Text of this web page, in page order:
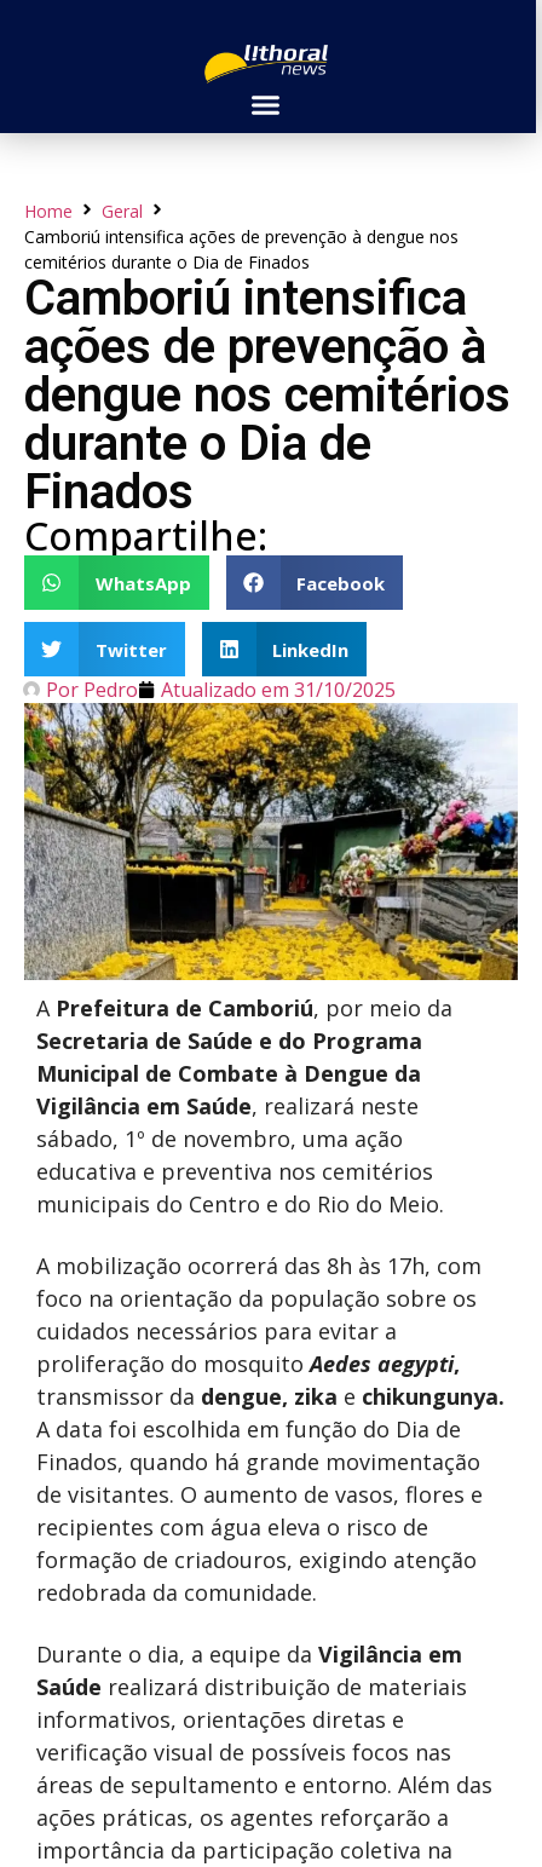
Home
Geral
Camboriú intensifica ações de prevenção à dengue nos
cemitérios durante o Dia de Finados
Camboriú intensifica
ações de prevenção à
dengue nos cemitérios
durante o Dia de
Finados
Compartilhe:
WhatsApp Facebook
Twitter LinkedIn
Por Pedro Atualizado em 31/10/2025
A Prefeitura de Camboriú, por meio da
Secretaria de Saúde e do Programa
Municipal de Combate à Dengue da
Vigilância em Saúde, realizará neste
sábado, 1º de novembro, uma ação
educativa e preventiva nos cemitérios
municipais do Centro e do Rio do Meio.
A mobilização ocorrerá das 8h às 17h, com
foco na orientação da população sobre os
cuidados necessários para evitar a
proliferação do mosquitoAedes aegypti,
transmissor da dengue, zika e chikungunya.
A data foi escolhida em função do Dia de
Finados, quando há grande movimentação
de visitantes. O aumento de vasos, flores e
recipientes com água eleva o risco de
formação de criadouros, exigindo atenção
redobrada da comunidade.
Durante o dia, a equipe da Vigilância em
Saúde realizará distribuição de materiais
informativos, orientações diretas e
verificação visual de possíveis focos nas
áreas de sepultamento e entorno. Além das
ações práticas, os agentes reforçarão a
importância da participação coletiva na